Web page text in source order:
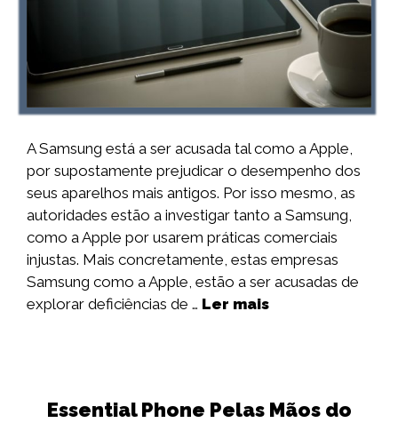
A Samsung está a ser acusada tal como a Apple,
por supostamente prejudicar o desempenho dos
seus aparelhos mais antigos. Por isso mesmo, as
autoridades estão a investigar tanto a Samsung,
como a Apple por usarem práticas comerciais
injustas. Mais concretamente, estas empresas
Samsung como a Apple, estão a ser acusadas de
explorar deficiências de … Ler mais
Essential Phone Pelas Mãos do